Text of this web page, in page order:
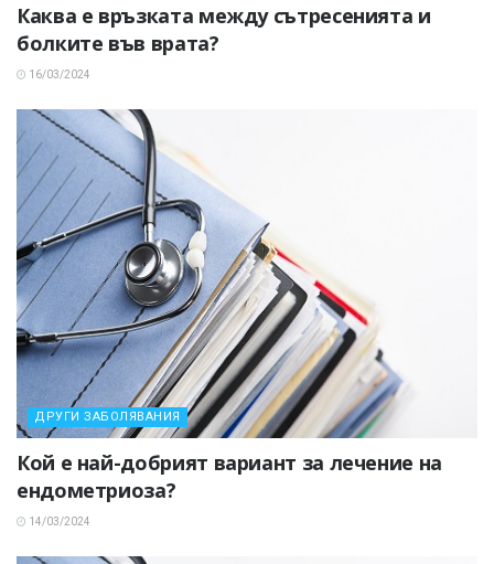
Каква е връзката между сътресенията и
болките във врата?
16/03/2024
ДРУГИ ЗАБОЛЯВАНИЯ
Кой е най-добрият вариант за лечение на
ендометриоза?
14/03/2024